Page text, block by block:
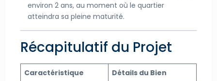
environ 2 ans, au moment où le quartier
atteindra sa pleine maturité.
Récapitulatif du Projet
Caractéristique
Détails du Bien